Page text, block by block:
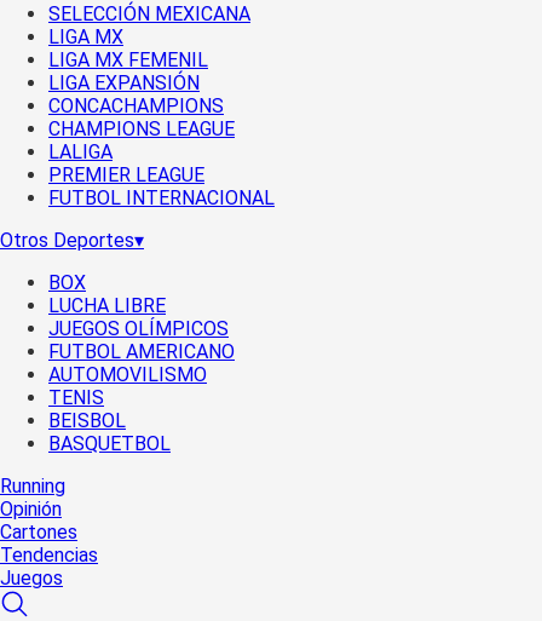
SELECCIÓN MEXICANA
LIGA MX
LIGA MX FEMENIL
LIGA EXPANSIÓN
CONCACHAMPIONS
CHAMPIONS LEAGUE
LALIGA
PREMIER LEAGUE
FUTBOL INTERNACIONAL
Otros Deportes▾
BOX
LUCHA LIBRE
JUEGOS OLÍMPICOS
FUTBOL AMERICANO
AUTOMOVILISMO
TENIS
BEISBOL
BASQUETBOL
Running
Opinión
Cartones
Tendencias
Juegos